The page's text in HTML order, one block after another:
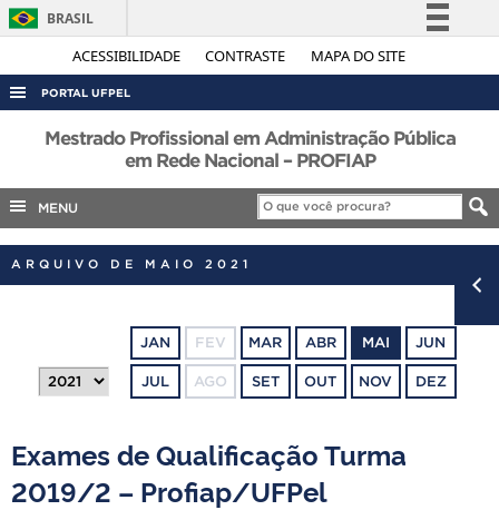
ACESSIBILIDADE CONTRASTE MAPA DO SITE
BRASIL
Simplifique!
Acesso à informação
Legislação
Canais
PORTAL UFPEL
ACESSO À INFORMAÇÃO
COBALTO
CONCURSOS
PORTARIAS
Mestrado Profissional em Administração Pública
em Rede Nacional – PROFIAP
MENU
ARQUIVO DE MAIO 2021
JAN FEV MAR ABR MAI JUN
JUL AGO SET OUT NOV DEZ
Exames de Qualificação Turma
2019/2 – Profiap/UFPel